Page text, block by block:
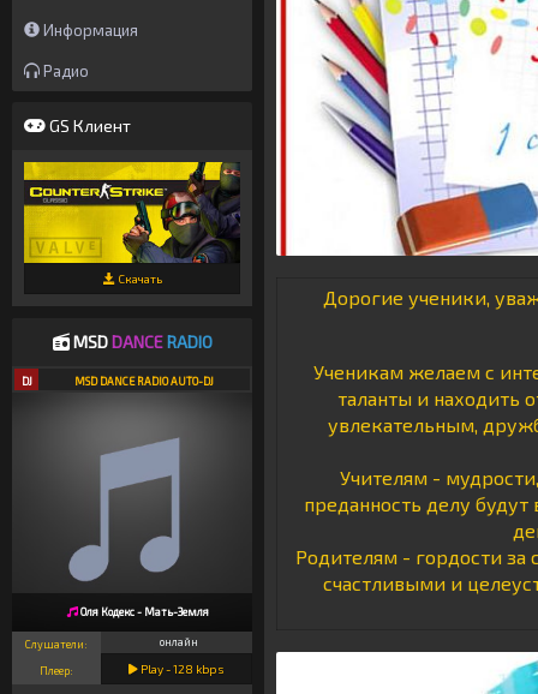
Информация
Радио
GS Клиент
Скачать
MSDDANCE RADIO
DJ MSD DANCE RADIO AUTO-DJ
Оля Кодекс - Мать-Земля
Слушатели: онлайн
Плеер: Play -128 kbps
Дорогие ученики,
Ученикам желаем с
таланты и находить
увлекательным,
Учителям -
преданность делу
Родителям - гордости за
счастливыми и